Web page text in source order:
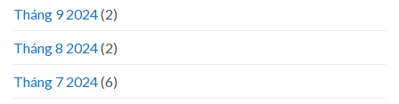
Tháng 9 2024(2)
Tháng 8 2024(2)
Tháng 7 2024(6)